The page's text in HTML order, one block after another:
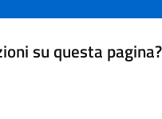
su questa pagina?